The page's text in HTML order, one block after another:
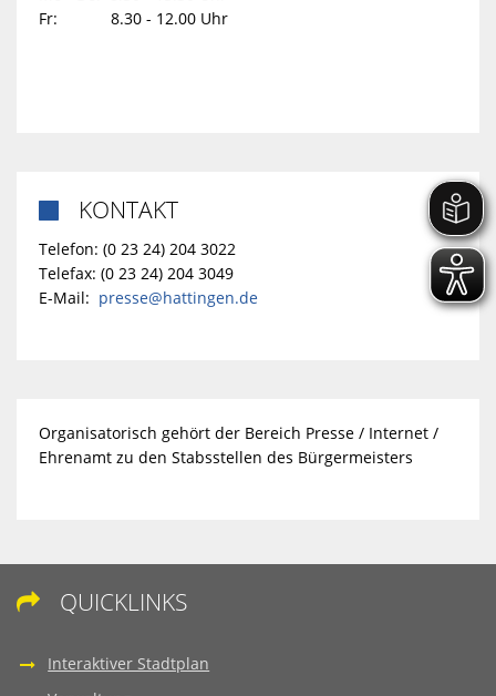
Fr: 8.30 - 12.00 Uhr
 KONTAKT
Telefon: (0 23 24) 204 3022
Telefax: (0 23 24) 204 3049
E-Mail: presse@hattingen.de
Organisatorisch gehört der Bereich Presse / Internet /
Ehrenamt zu den Stabsstellen des Bürgermeisters
 QUICKLINKS
Interaktiver Stadtplan